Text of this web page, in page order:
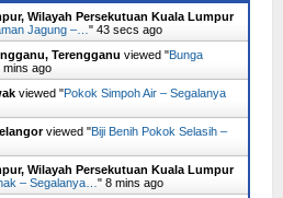
Wilayah Persekutuan Kuala Lumpur
Jagung –… " 44 secs ago
Terengganu viewed "Bunga
mins ago
viewed "Pokok Simpoh Air – Segalanya
viewed "Biji Benih Pokok Selasih –
Wilayah Persekutuan Kuala Lumpur
– Segalanya… " 8 mins ago